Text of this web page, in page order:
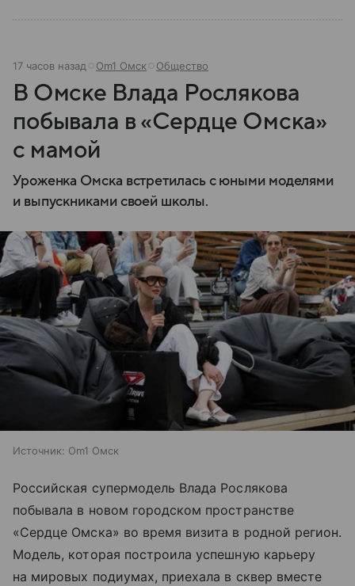
17 часов назад Om1 Омск Общество
В Омске Влада Рослякова
побывала в «Сердце Омска»
с мамой
Уроженка Омска встретилась с юными моделями
и выпускниками своей школы.
Источник: Om1 Омск
Российская супермодель Влада Рослякова
побывала в новом городском пространстве
«Сердце Омска» во время визита в родной регион.
Модель, которая построила успешную карьеру
на мировых подиумах, приехала в сквер вместе